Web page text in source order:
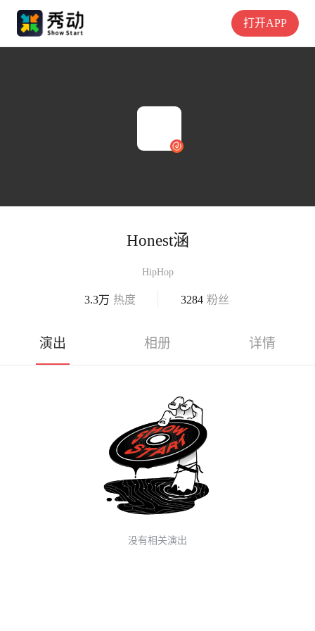
打开APP
Honest涵
HipHop
3.3万 热度 3284 粉丝
演出 相册 详情
没有相关演出